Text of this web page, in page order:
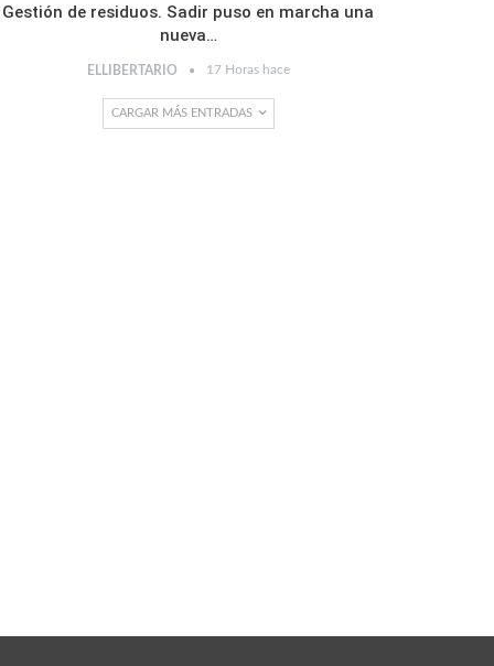
Gestión de residuos. Sadir puso en marcha una
nueva…
ELLIBERTARIO 17 Horas hace
CARGAR MÁS ENTRADAS